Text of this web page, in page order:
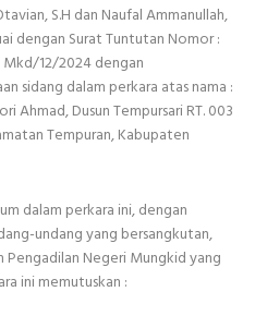
S.H dan Naufal Ammanullah,
dengan Surat Tuntutan Nomor :
Mkd/12/2024 dengan
sidang dalam perkara atas nama :
Ahmad, Dusun Tempursari RT. 003
Tempuran, Kabupaten
dalam perkara ini, dengan
undang yang bersangkutan,
Negeri Mungkid yang
ini memutuskan :